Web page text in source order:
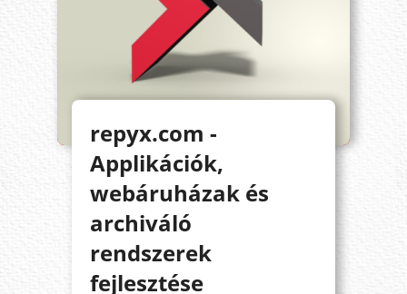
repyx.com -
Applikációk,
webáruházak és
archiváló
rendszerek
fejlesztése